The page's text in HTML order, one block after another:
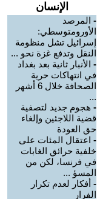
الإنسان
- المرصد
الأورومتوسطي:
إسرائيل تشل منظومة
النقل وتدفع غزة نحو ...
- الأنبار ثانية بعد بغداد
في انتهاكات حرية
الصحافة خلال 6 أشهر
...
- هجوم جديد لتصفية
قضية اللاجئين وإلغاء
حق العودة
- اعتقال المئات على
خلفية حرائق الغابات
في فرنسا، لكن من
المسؤ ...
- أفكار لعدم تكرار
الفرار